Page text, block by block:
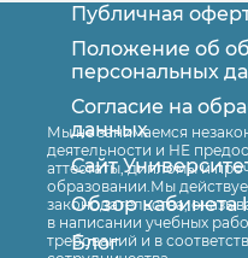
Оставить заявку
Публичная
Положение об
персональных
Согласие на
данных
Сайт
Обзор кабинета
Блог
Мы не занимаемся
деятельности и НЕ
аттестаты, дипломы и
образовании.Мы
законодательства,
в написании учебных
требований и в